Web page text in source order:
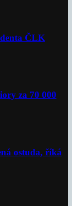
ČLK
za 70 000
ostuda, říká